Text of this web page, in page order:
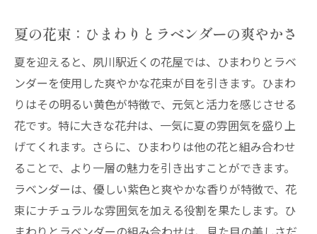
夙川駅周辺で見つける夏の花束
ひまわりとラベンダーの組み合わせの魅力
夏の贈り物に最適な花束
秋のダリアとコスモスがおすすめな夙川駅近く
の花屋
秋の花束がもたらす温かさ
ダリアの豪華さとその花言葉
コスモスのシンプルで優雅な美しさ
夏の花束：ひまわりとラベンダーの爽やかさ
夏を迎えると、夙川駅近くの花屋では、ひまわりとラベ
ンダーを使用した爽やかな花束が目を引きます。ひまわ
りはその明るい黄色が特徴で、元気と活力を感じさせる
花です。特に大きな花弁は、一気に夏の雰囲気を盛り上
げてくれます。さらに、ひまわりは他の花と組み合わせ
ることで、より一層の魅力を引き出すことができます。
ラベンダーは、優しい紫色と爽やかな香りが特徴で、花
束にナチュラルな雰囲気を加える役割を果たします。ひ